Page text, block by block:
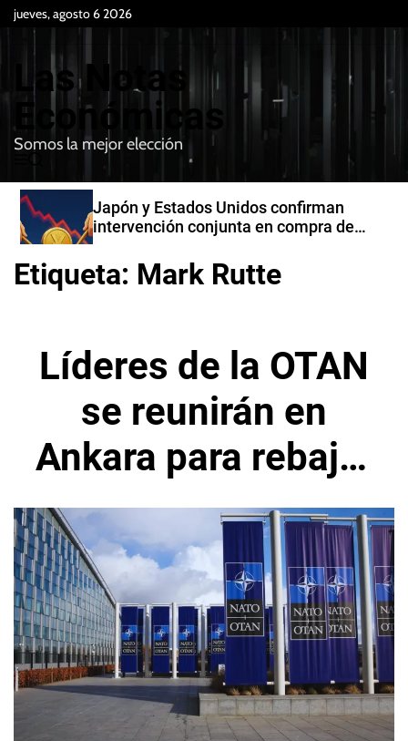
jueves, agosto 6 2026
Las Notas
Económicas
Somos la mejor elección
e
n
u
B
u
c
a
Japón y Estados Unidos confirman
intervención conjunta en compra de
yenes
Etiqueta: Mark Rutte
Líderes de la OTAN
se reunirán en
Ankara para rebajar
tensiones con
Trump